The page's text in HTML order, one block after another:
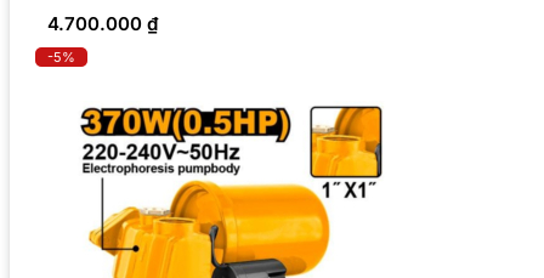
4.700.000 ₫
-5%